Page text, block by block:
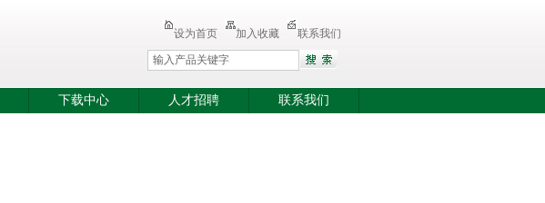
设为首页 加入收藏 联系我们
下载中心 人才招聘 联系我们